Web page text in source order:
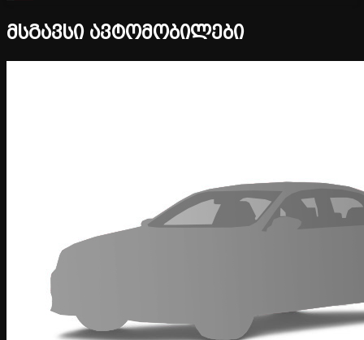
მსგავსი ავტომობილები